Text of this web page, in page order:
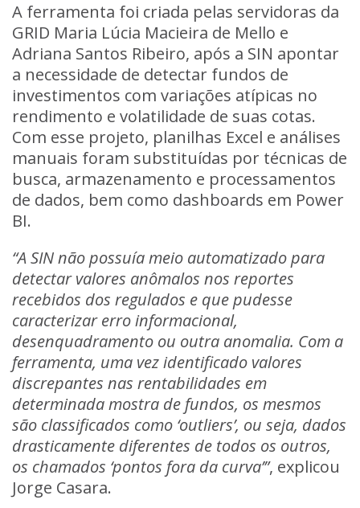
A ferramenta foi criada pelas servidoras da
GRID Maria Lúcia Macieira de Mello e
Adriana Santos Ribeiro, após a SIN apontar
a necessidade de detectar fundos de
investimentos com variações atípicas no
rendimento e volatilidade de suas cotas.
Com esse projeto, planilhas Excel e análises
manuais foram substituídas por técnicas de
busca, armazenamento e processamentos
de dados, bem como dashboards em Power
BI.
“A SIN não possuía meio automatizado para
detectar valores anômalos nos reportes
recebidos dos regulados e que pudesse
caracterizar erro informacional,
desenquadramento ou outra anomalia. Com a
ferramenta, uma vez identificado valores
discrepantes nas rentabilidades em
determinada mostra de fundos, os mesmos
são classificados como ‘outliers’, ou seja, dados
drasticamente diferentes de todos os outros,
os chamados ‘pontos fora da curva’”, explicou
Jorge Casara.